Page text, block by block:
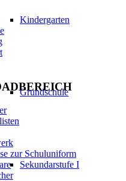
Kindergarten
Grundschule
Sekundarstufe I
zur Schuluniform